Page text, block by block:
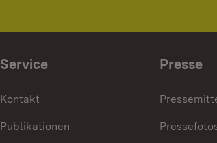
Service
Kontakt
Publikationen
Presse